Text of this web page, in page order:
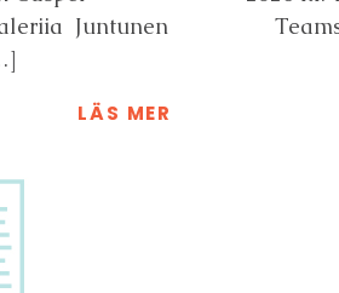
Juntunen
LÄS MER